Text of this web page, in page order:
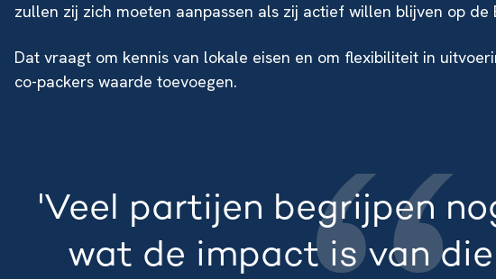
zullen zij zich moeten aanpassen als zij actief willen blijven op de
Dat vraagt om kennis van lokale eisen en om flexibiliteit in
co-packers waarde toevoegen.
'Veel partijen begrijpen
wat de impact is van